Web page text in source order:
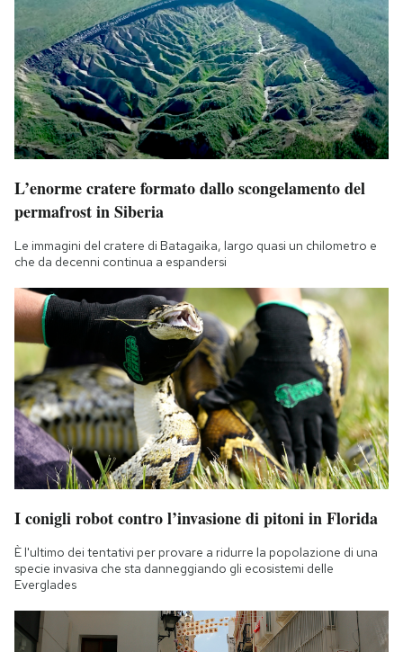
L’enorme cratere formato dallo scongelamento del
permafrost in Siberia
Le immagini del cratere di Batagaika, largo quasi un chilometro e
che da decenni continua a espandersi
I conigli robot contro l’invasione di pitoni in Florida
È l'ultimo dei tentativi per provare a ridurre la popolazione di una
specie invasiva che sta danneggiando gli ecosistemi delle
Everglades